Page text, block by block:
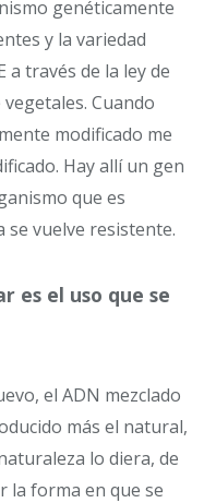
genéticamente
y la variedad
través de la ley de
Cuando
modificado me
Hay allí un gen
que es
vuelve resistente.
es el uso que se
el ADN mezclado
más el natural,
lo diera, de
la forma en que se